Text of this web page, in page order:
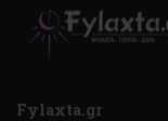
Fylaxta.gr